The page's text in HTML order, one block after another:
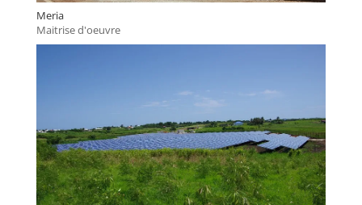
Meria
Maitrise d'oeuvre